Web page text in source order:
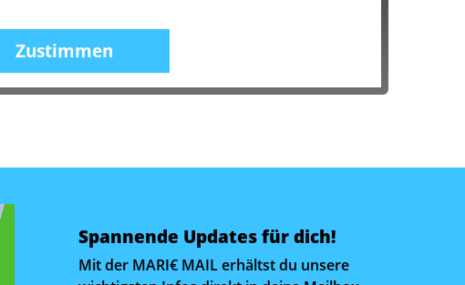
Zustimmen
Spannende Updates für dich!
Mit der MARI€ MAIL erhältst du unsere